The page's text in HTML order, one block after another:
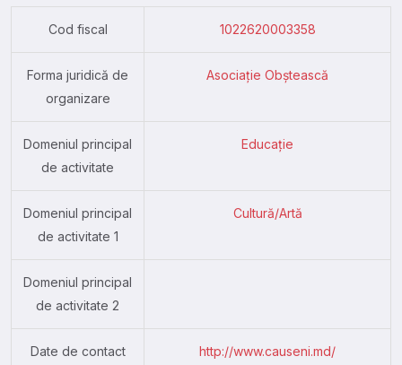
Cod fiscal 1022620003358
Forma juridică de
organizare
Asociație Obștească
Domeniul principal
de activitate
Educație
Domeniul principal
de activitate 1
Cultură/Artă
Domeniul principal
de activitate 2
Date de contact http://www.causeni.md/